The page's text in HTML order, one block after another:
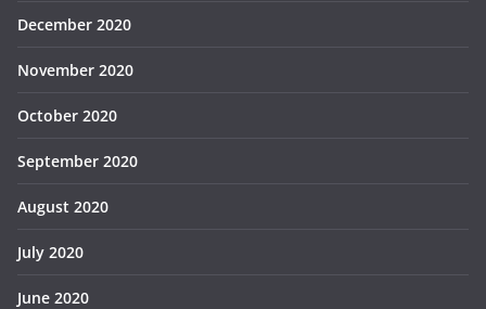
December 2020
November 2020
October 2020
September 2020
August 2020
July 2020
June 2020